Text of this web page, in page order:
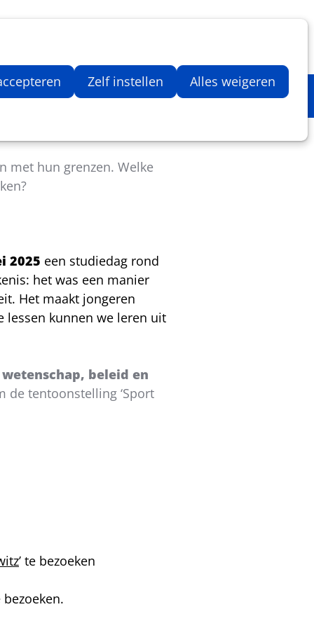
Zelf instellen Alles weigeren
Aantal artikelen in
met hun grenzen. Welke
2025 een studiedag rond
het was een manier
Het maakt jongeren
lessen kunnen we leren uit
beleid en
de tentoonstelling ‘Sport
’ te bezoeken